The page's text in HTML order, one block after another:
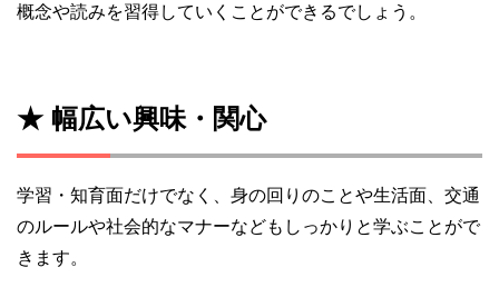
概念や読みを習得していくことができるでしょう。
★ 幅広い興味・関心
学習・知育面だけでなく、身の回りのことや生活面、交通
のルールや社会的なマナーなどもしっかりと学ぶことがで
きます。